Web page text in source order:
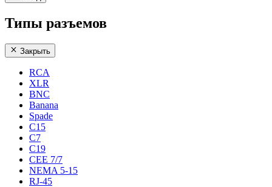
Типы разъемов
Закрыть
RCA
XLR
BNC
Banana
Spade
C15
С7
C19
CEE 7/7
NEMA 5-15
RJ-45